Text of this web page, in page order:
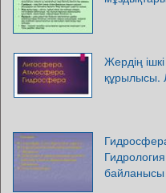
Жердің
құрылысы.
байланысы